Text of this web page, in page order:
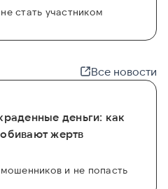
стать участником
Все новости
деньги: как
жертв
и не попасть